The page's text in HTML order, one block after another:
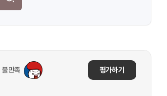
불만족 평가하기